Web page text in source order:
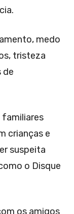
medo
tristeza
de
familiares
crianças e
suspeita
o Disque
os amigos